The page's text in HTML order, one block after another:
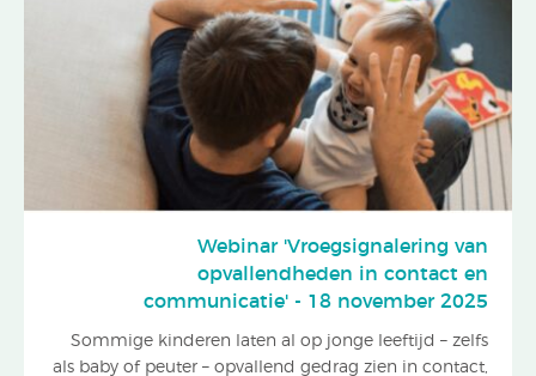
Webinar 'Vroegsignalering van
opvallendheden in contact en
communicatie' - 18 november 2025
Sommige kinderen laten al op jonge leeftijd – zelfs
als baby of peuter – opvallend gedrag zien in contact,